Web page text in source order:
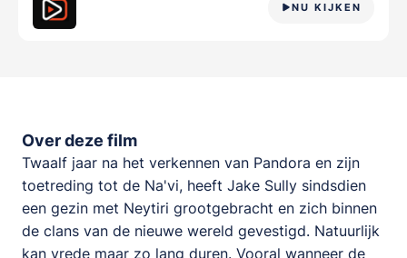
NU KIJKEN
Over deze film
Twaalf jaar na het verkennen van Pandora en zijn
toetreding tot de Na'vi, heeft Jake Sully sindsdien
een gezin met Neytiri grootgebracht en zich binnen
de clans van de nieuwe wereld gevestigd. Natuurlijk
kan vrede maar zo lang duren. Vooral wanneer de